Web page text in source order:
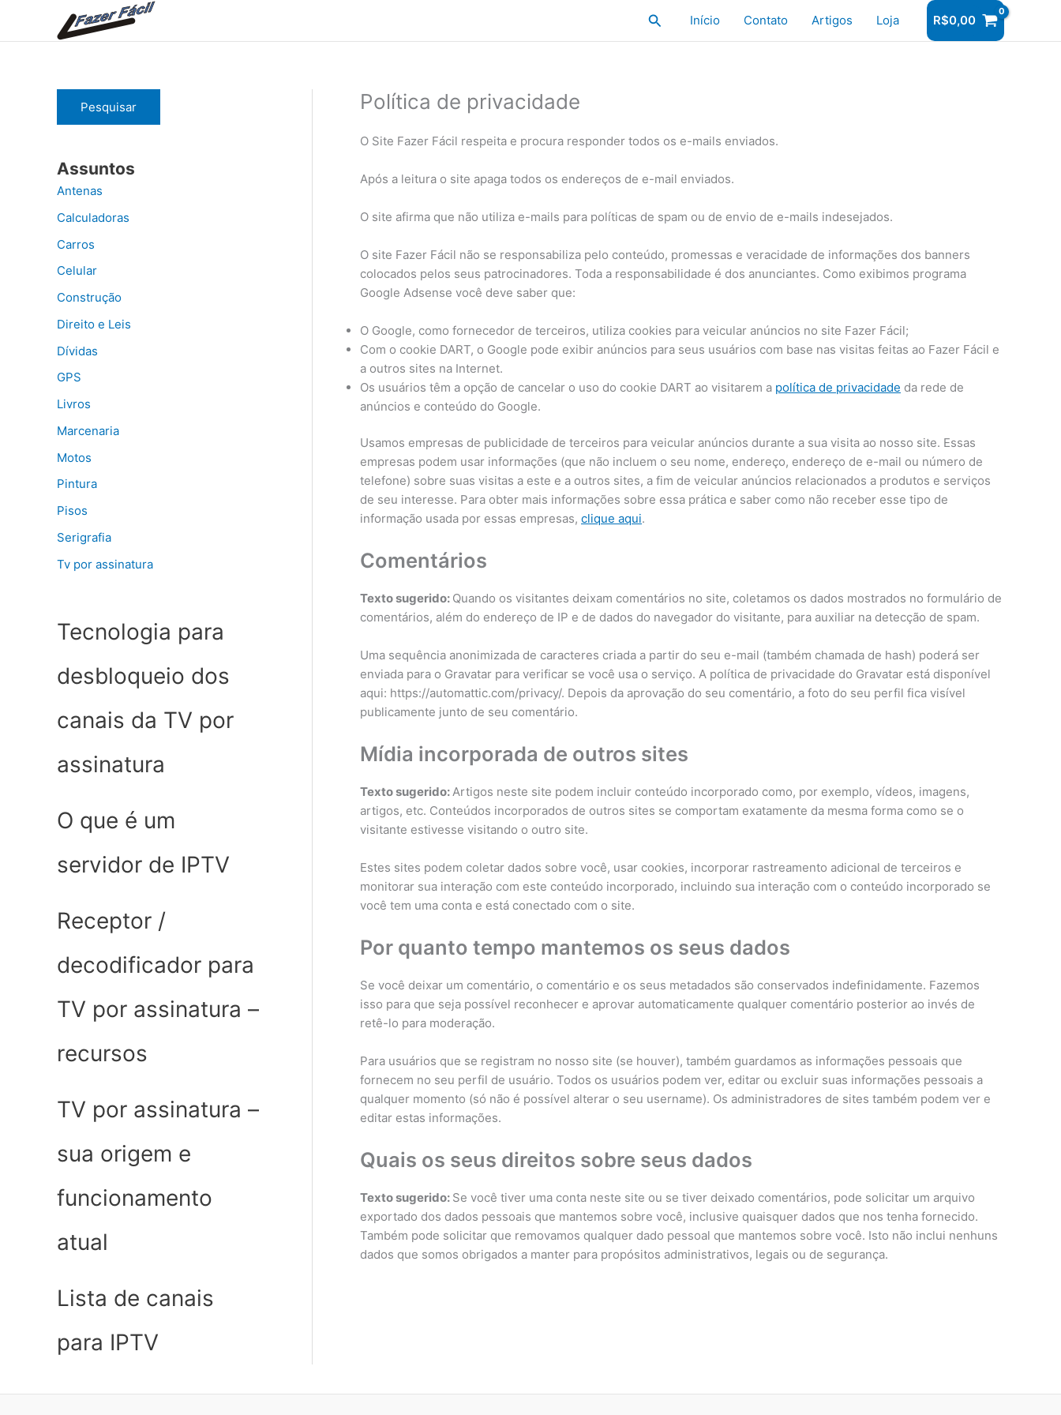
o
Pesquisar
Início Contato Artigos Loja R$0,00
Pesquisar
Assuntos
Antenas
Calculadoras
Carros
Celular
Construção
Direito e Leis
Dívidas
GPS
Livros
Marcenaria
Motos
Pintura
Pisos
Serigrafia
Tv por assinatura
Tecnologia para
desbloqueio dos
canais da TV por
assinatura
O que é um
servidor de IPTV
Receptor /
decodificador para
TV por assinatura –
recursos
TV por assinatura –
sua origem e
funcionamento
atual
Lista de canais
para IPTV
Política de privacidade
O Site Fazer Fácil respeita e procura responder todos os e-mails enviados.
Após a leitura o site apaga todos os endereços de e-mail enviados.
O site afirma que não utiliza e-mails para políticas de spam ou de envio de e-mails indesejados.
O site Fazer Fácil não se responsabiliza pelo conteúdo, promessas e veracidade de informações dos banners
colocados pelos seus patrocinadores. Toda a responsabilidade é dos anunciantes. Como exibimos programa
Google Adsense você deve saber que:
O Google, como fornecedor de terceiros, utiliza cookies para veicular anúncios no site Fazer Fácil;
Com o cookie DART, o Google pode exibir anúncios para seus usuários com base nas visitas feitas ao Fazer Fácil e
a outros sites na Internet.
Os usuários têm a opção de cancelar o uso do cookie DART ao visitarem a política de privacidade da rede de
anúncios e conteúdo do Google.
Usamos empresas de publicidade de terceiros para veicular anúncios durante a sua visita ao nosso site. Essas
empresas podem usar informações (que não incluem o seu nome, endereço, endereço de e-mail ou número de
telefone) sobre suas visitas a este e a outros sites, a fim de veicular anúncios relacionados a produtos e serviços
de seu interesse. Para obter mais informações sobre essa prática e saber como não receber esse tipo de
informação usada por essas empresas, clique aqui.
Comentários
Texto sugerido: Quando os visitantes deixam comentários no site, coletamos os dados mostrados no formulário de
comentários, além do endereço de IP e de dados do navegador do visitante, para auxiliar na detecção de spam.
Uma sequência anonimizada de caracteres criada a partir do seu e-mail (também chamada de hash) poderá ser
enviada para o Gravatar para verificar se você usa o serviço. A política de privacidade do Gravatar está disponível
aqui: https://automattic.com/privacy/. Depois da aprovação do seu comentário, a foto do seu perfil fica visível
publicamente junto de seu comentário.
Mídia incorporada de outros sites
Texto sugerido:Artigos neste site podem incluir conteúdo incorporado como, por exemplo, vídeos, imagens,
artigos, etc. Conteúdos incorporados de outros sites se comportam exatamente da mesma forma como se o
visitante estivesse visitando o outro site.
Estes sites podem coletar dados sobre você, usar cookies, incorporar rastreamento adicional de terceiros e
monitorar sua interação com este conteúdo incorporado, incluindo sua interação com o conteúdo incorporado se
você tem uma conta e está conectado com o site.
Por quanto tempo mantemos os seus dados
Se você deixar um comentário, o comentário e os seus metadados são conservados indefinidamente. Fazemos
isso para que seja possível reconhecer e aprovar automaticamente qualquer comentário posterior ao invés de
retê-lo para moderação.
Para usuários que se registram no nosso site (se houver), também guardamos as informações pessoais que
fornecem no seu perfil de usuário. Todos os usuários podem ver, editar ou excluir suas informações pessoais a
qualquer momento (só não é possível alterar o seu username). Os administradores de sites também podem ver e
editar estas informações.
Quais os seus direitos sobre seus dados
Texto sugerido: Se você tiver uma conta neste site ou se tiver deixado comentários, pode solicitar um arquivo
exportado dos dados pessoais que mantemos sobre você, inclusive quaisquer dados que nos tenha fornecido.
Também pode solicitar que removamos qualquer dado pessoal que mantemos sobre você. Isto não inclui nenhuns
dados que somos obrigados a manter para propósitos administrativos, legais ou de segurança.